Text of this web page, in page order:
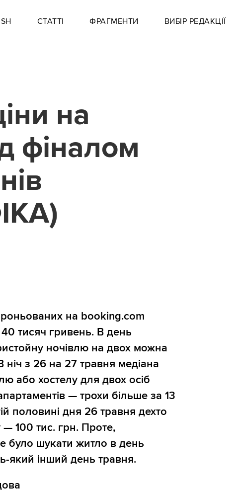
СТАТТІ ФРАГМЕНТИ ВИБІР РЕДАКЦІЇ
на
фіналом
на booking.com
тисяч гривень. В день
ночівлю на двох можна
ніч з 26 на 27 травня медіана
або хостелу для двох осіб
— трохи більше за 13
половині дня 26 травня дехто
100 тис. грн. Проте,
було шукати житло в день
який інший день травня.